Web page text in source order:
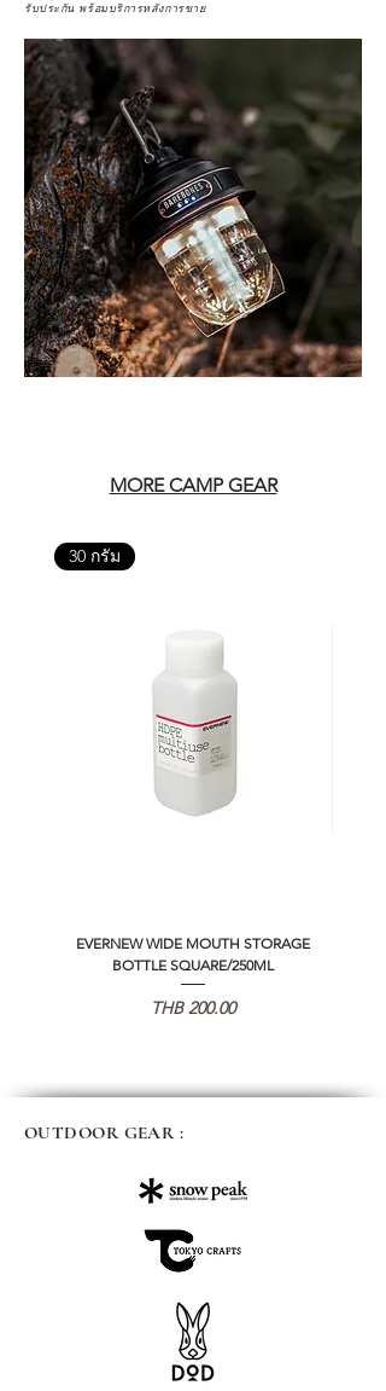
รับประกัน พร้อมบริการหลังการขาย
MORE CAMP GEAR
30 กรัม
EVERNEW WIDE MOUTH STORAGE
BOTTLE SQUARE/250ML
Price
THB 200.00
OUTDOOR GEAR :